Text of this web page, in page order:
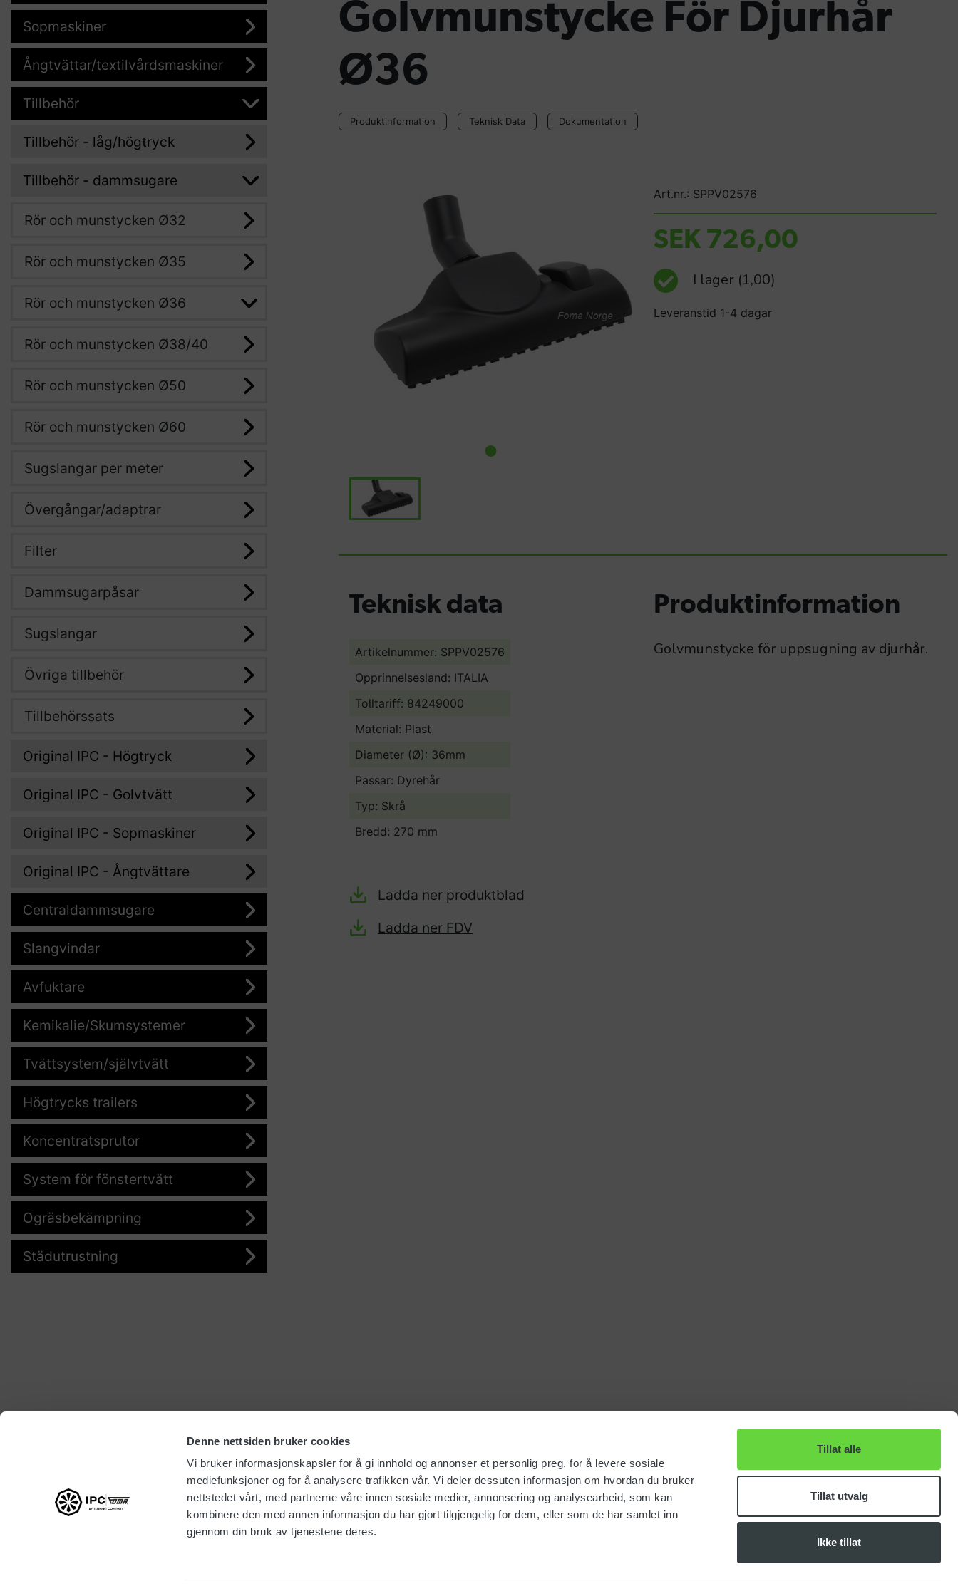
Denne nettsiden bruker cookies
Vi bruker informasjonskapsler for å gi innhold og annonser et personlig preg, for å levere sosiale
mediefunksjoner og for å analysere trafikken vår. Vi deler dessuten informasjon om hvordan du bruker
nettstedet vårt, med partnerne våre innen sosiale medier, annonsering og analysearbeid, som kan
kombinere den med annen informasjon du har gjort tilgjengelig for dem, eller som de har samlet inn
gjennom din bruk av tjenestene deres.
Tillat alle
Tillat utvalg
Ikke tillat
Sopmaskiner
Ångtvättar/textilvårdsmaskiner
Tillbehör
Tillbehör - låg/högtryck
Tillbehör - dammsugare
Rör och munstycken Ø32
Rör och munstycken Ø35
Rör och munstycken Ø36
Rör och munstycken Ø38/40
Rör och munstycken Ø50
Rör och munstycken Ø60
Sugslangar per meter
Övergångar/adaptrar
Filter
Dammsugarpåsar
Sugslangar
Övriga tillbehör
Tillbehörssats
Original IPC - Högtryck
Original IPC - Golvtvätt
Original IPC - Sopmaskiner
Original IPC - Ångtvättare
Centraldammsugare
Slangvindar
Avfuktare
Kemikalie/Skumsystemer
Tvättsystem/självtvätt
Högtrycks trailers
Koncentratsprutor
System för fönstertvätt
Ogräsbekämpning
Städutrustning
Golvmunstycke För Djurhår
Ø36
Produktinformation Teknisk Data Dokumentation
Art.nr.: SPPV02576
SEK 726,00
I lager (1,00)
Leveranstid 1-4 dagar
Teknisk data
Artikelnummer: SPPV02576
Opprinnelsesland: ITALIA
Tolltariff: 84249000
Material: Plast
Diameter (Ø): 36mm
Passar: Dyrehår
Typ: Skrå
Bredd: 270 mm
Ladda ner produktblad
Ladda ner FDV
Produktinformation
Golvmunstycke för uppsugning av djurhår.